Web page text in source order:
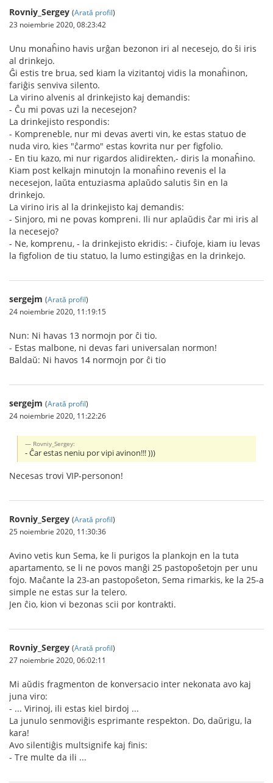
Rovniy_Sergey (Arată profil)
23 noiembrie 2020, 08:23:42
Unu monaĥino havis urĝan bezonon iri al necesejo, do ŝi iris
al drinkejo.
Ĝi estis tre brua, sed kiam la vizitantoj vidis la monaĥinon,
fariĝis senviva silento.
La virino alvenis al drinkejisto kaj demandis:
- Ĉu mi povas uzi la necesejon?
La drinkejisto respondis:
- Kompreneble, nur mi devas averti vin, ke estas statuo de
nuda viro, kies "ĉarmo" estas kovrita nur per figfolio.
- En tiu kazo, mi nur rigardos alidirekten,- diris la monaĥino.
Kiam post kelkajn minutojn la monaĥino revenis el la
necesejon, laŭta entuziasma aplaŭdo salutis ŝin en la
drinkejo.
La virino iris al la drinkejisto kaj demandis:
- Sinjoro, mi ne povas kompreni. Ili nur aplaŭdis ĉar mi iris al
la necesejo?
- Ne, komprenu, - la drinkejisto ekridis: - ĉiufoje, kiam iu levas
la figfolion de tiu statuo, la lumo estingiĝas en la drinkejo.
sergejm (Arată profil)
24 noiembrie 2020, 11:19:15
Nun: Ni havas 13 normojn por ĉi tio.
- Estas malbone, ni devas fari universalan normon!
Baldaŭ: Ni havos 14 normojn por ĉi tio
sergejm (Arată profil)
24 noiembrie 2020, 11:22:26
Rovniy_Sergey:
- Ĉar estas neniu por vipi avinon!!! )))
Necesas trovi VIP-personon!
Rovniy_Sergey (Arată profil)
25 noiembrie 2020, 11:30:36
Avino vetis kun Sema, ke li purigos la plankojn en la tuta
apartamento, se li ne povos manĝi 25 pastopoŝetojn per unu
fojo. Maĉante la 23-an pastopoŝeton, Sema rimarkis, ke la 25-a
simple ne estas sur la telero.
Jen ĉio, kion vi bezonas scii por kontrakti.
Rovniy_Sergey (Arată profil)
27 noiembrie 2020, 06:02:11
Mi aŭdis fragmenton de konversacio inter nekonata avo kaj
juna viro:
- ... Virinoj, ili estas kiel birdoj ...
La junulo senmoviĝis esprimante respekton. Do, daŭrigu, la
kara!
Avo silentiĝis multsignife kaj finis:
- Tre multe da ili ...